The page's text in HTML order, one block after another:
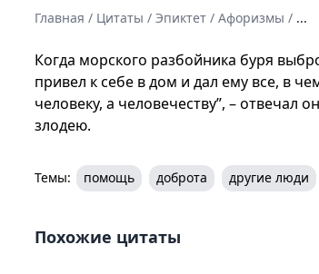
Главная / Цитаты / Эпиктет / Афоризмы / ...
Когда морского разбойника буря
привел к себе в дом и дал ему все, в
человеку, а человечеству”, – отвечал
злодею.
Темы: помощь доброта другие люди
Похожие цитаты